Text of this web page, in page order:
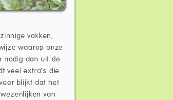
vakken,
waarop onze
nodig dan uit de
veel extra’s die
blijkt dat het
van